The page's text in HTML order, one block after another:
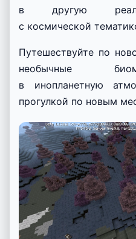
в другую
с космической
Путешествуйте по
необычные
в инопланетную
прогулкой по новым